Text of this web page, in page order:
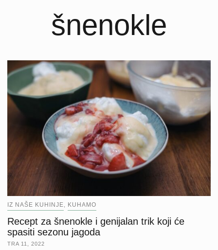
šnenokle
IZ NAŠE KUHINJE KUHAMO
Recept za šnenokle i genijalan trik koji će
spasiti sezonu jagoda
TRA 11, 2022